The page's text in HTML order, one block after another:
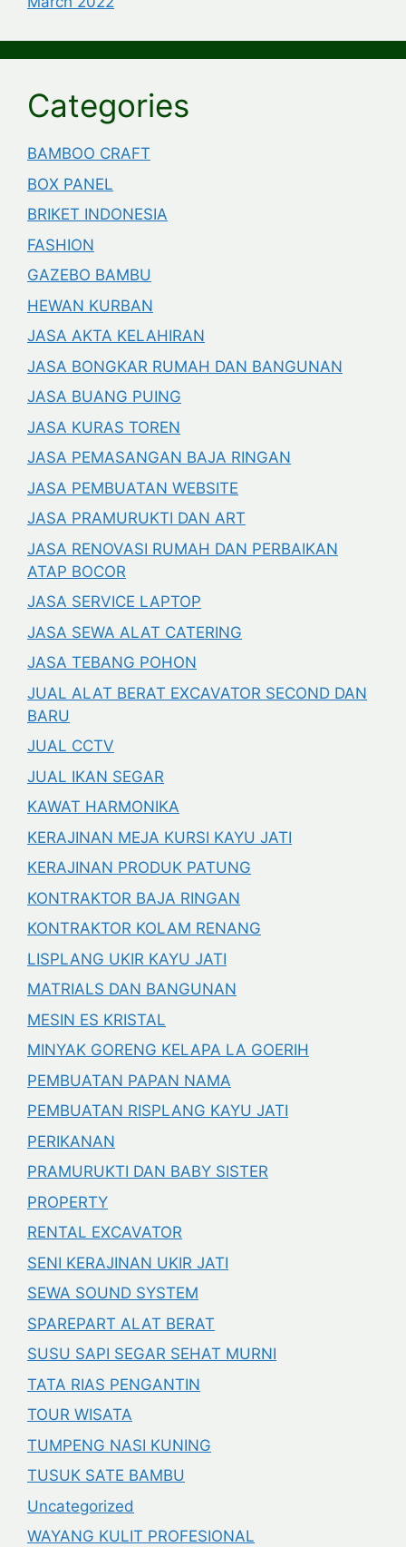
Categories
BAMBOO CRAFT
BOX PANEL
BRIKET INDONESIA
FASHION
GAZEBO BAMBU
HEWAN KURBAN
JASA AKTA KELAHIRAN
JASA BONGKAR RUMAH DAN BANGUNAN
JASA BUANG PUING
JASA KURAS TOREN
JASA PEMASANGAN BAJA RINGAN
JASA PEMBUATAN WEBSITE
JASA PRAMURUKTI DAN ART
JASA RENOVASI RUMAH DAN PERBAIKAN
ATAP BOCOR
JASA SERVICE LAPTOP
JASA SEWA ALAT CATERING
JASA TEBANG POHON
JUAL ALAT BERAT EXCAVATOR SECOND DAN
BARU
JUAL CCTV
JUAL IKAN SEGAR
KAWAT HARMONIKA
KERAJINAN MEJA KURSI KAYU JATI
KERAJINAN PRODUK PATUNG
KONTRAKTOR BAJA RINGAN
KONTRAKTOR KOLAM RENANG
LISPLANG UKIR KAYU JATI
MATRIALS DAN BANGUNAN
MESIN ES KRISTAL
MINYAK GORENG KELAPA LA GOERIH
PEMBUATAN PAPAN NAMA
PEMBUATAN RISPLANG KAYU JATI
PERIKANAN
PRAMURUKTI DAN BABY SISTER
PROPERTY
RENTAL EXCAVATOR
SENI KERAJINAN UKIR JATI
SEWA SOUND SYSTEM
SPAREPART ALAT BERAT
SUSU SAPI SEGAR SEHAT MURNI
TATA RIAS PENGANTIN
TOUR WISATA
TUMPENG NASI KUNING
TUSUK SATE BAMBU
Uncategorized
WAYANG KULIT PROFESIONAL